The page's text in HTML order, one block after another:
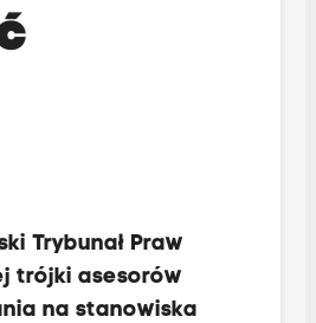
Trybunał Praw
trójki asesorów
na stanowiska